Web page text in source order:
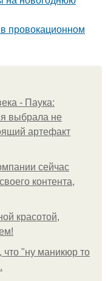
провокационном
- Паука:
выбрала не
артефакт
сейчас
контента,
красотой,
что "ну маникюр то